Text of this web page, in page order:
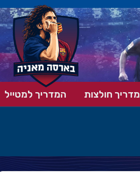
מדריך חולצות המדריך למטייל